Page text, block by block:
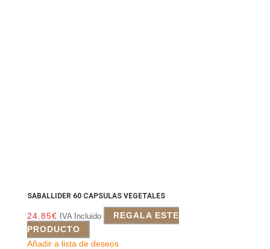
SABALLIDER 60 CAPSULAS VEGETALES
24.85€ IVA Incluido
REGALA ESTE
PRODUCTO
Añadir a lista de deseos